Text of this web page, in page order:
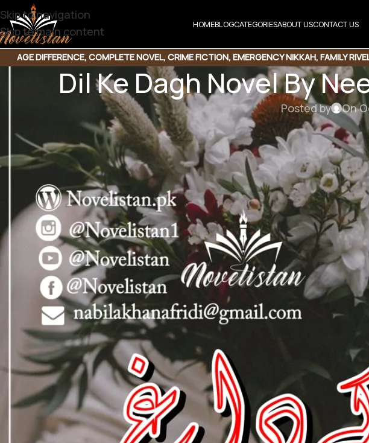
Skip to navigation
Skip to main content
HOMEBLOGCATEGORIESABOUT USCONTACT US
AGE DIFFERENCE, COMPLETE NOVEL, CRIME FICTION, EMERGENCY NIKKAH, FAMILY
REVENGE BASED NOVELS,ROMANTIC URDU
Dil Ke Dagh Novel By
Posted by On
Share this Novel
Share QR Share Link
Dil Ke Dagh Novel By Neelam
Secret Agent based | Rude hero | Suspense based | Innocent heroin
Happy ending
کی نظر میں دروازے سے ہٹ کر سامنے فرش پر بیٹھ گئیں۔
ورشے نے نظر موڑ کر اسے دیکھا۔
نہیں ہوں۔ اب میں تمہارے علاوہ اس دنیا کے ہر مرد کی